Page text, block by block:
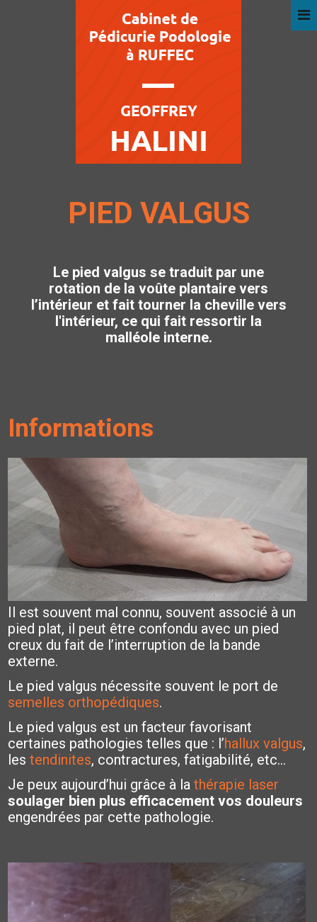
PIED VALGUS
Le pied valgus se traduit par une
rotation de la voûte plantaire vers
l’intérieur et fait tourner la cheville vers
l'intérieur, ce qui fait ressortir la
malléole interne.
Informations
Il est souvent mal connu, souvent associé à un
pied plat, il peut être confondu avec un pied
creux du fait de l’interruption de la bande
externe.
Le pied valgus nécessite souvent le port de
semelles orthopédiques.
Le pied valgus est un facteur favorisant
certaines pathologies telles que : l’hallux valgus,
lestendinites, contractures, fatigabilité, etc…
Je peux aujourd’hui grâce à lathérapie laser
soulager bien plus efficacement vos douleurs
engendrées par cette pathologie.